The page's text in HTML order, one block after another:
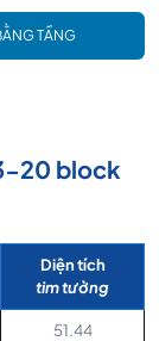
TẦNG
20 block
Diện tích
tim tường
51.44